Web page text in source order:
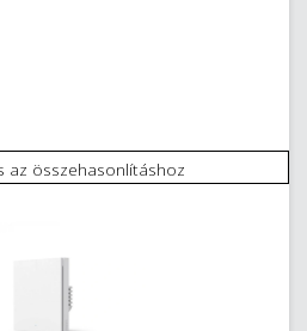
az összehasonlításhoz